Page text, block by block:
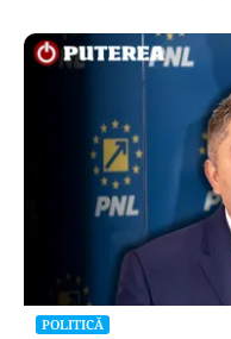
POLITICĂ